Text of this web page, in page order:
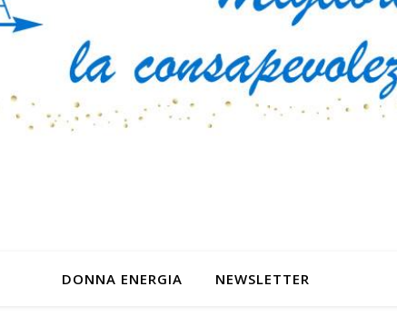
DONNA ENERGIA NEWSLETTER